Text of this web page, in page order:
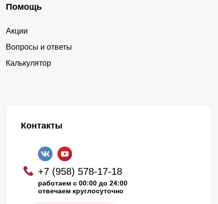
Помощь
Акции
Вопросы и ответы
Калькулятор
Контакты
+7 (958) 578-17-18
работаем с 00:00 до 24:00
отвечаем круглосуточно